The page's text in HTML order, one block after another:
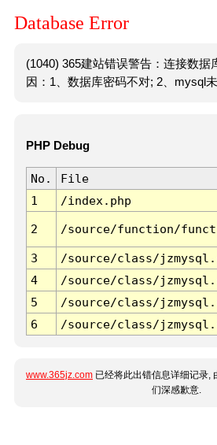
Database Error
(1040) 365建站错误警告：连接数据
因：1、数据库密码不对; 2、mysql未
PHP Debug
No. File
1
/index.php
2 /source/function/
3 /source/class/
4
/source/class/
5
/source/class/
6
/source/class/
www.365jz.com 已经将此出错信息详细记录,
们深感歉意.